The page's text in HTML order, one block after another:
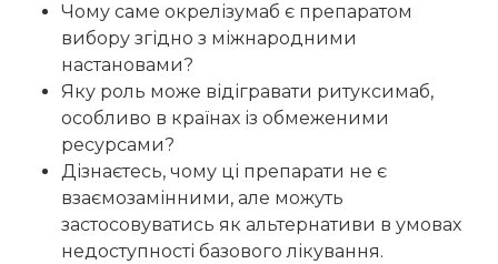
Чому саме окрелізумаб є препаратом
вибору згідно з міжнародними
настановами?
Яку роль може відігравати ритуксимаб,
особливо в країнах із обмеженими
ресурсами?
Дізнаєтесь, чому ці препарати не є
взаємозамінними, але можуть
застосовуватись як альтернативи в умовах
недоступності базового лікування.